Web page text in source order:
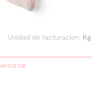
Unidad de facturacion: Kg
ANTERIOR